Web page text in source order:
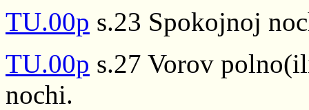
TU.00p s.23 Spokojnoj
TU.00p s.27 Vorov
nochi.